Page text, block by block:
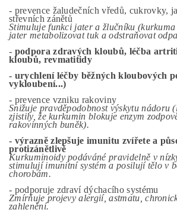
- prevence žaludečních vředů, cukrovky,
střevních zánětů
Stimuluje funkci jater a žlučníku (kurkuma
jater metabolizovat tuk a odstraňovat
- podpora zdravých kloubů, léčba
kloubů, revmatitidy
- urychlení léčby běžných kloubových
vykloubení...)
- prevence vzniku rakoviny
Snižuje pravděpodobnost výskytu nádoru
zjistily, že kurkumin blokuje enzym
rakovinných buněk).
- výrazně zlepšuje imunitu zvířete a
protizánětlivě
Kurkuminoidy podáváné pravidelně v
stimulují imunitní systém a posilují tělo v
chorobám.
- podporuje zdraví dýchacího systému
Zmírňuje projevy alergií, astmatu,
zahlenění.